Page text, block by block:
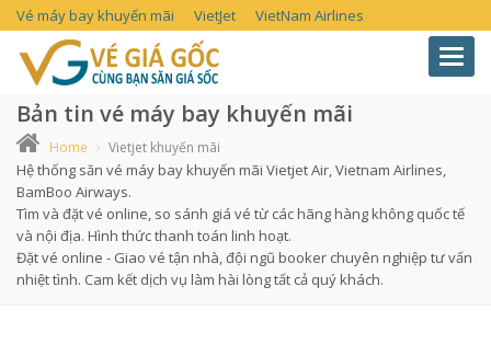
Vé máy bay khuyến mãi VietJet VietNam Airlines
Bản tin vé máy bay khuyến mãi
Home Vietjet khuyến mãi
Hệ thống săn vé máy bay khuyến mãi Vietjet Air, Vietnam Airlines,
BamBoo Airways.
Tìm và đặt vé online, so sánh giá vé từ các hãng hàng không quốc tế
và nội địa. Hình thức thanh toán linh hoạt.
Đặt vé online - Giao vé tận nhà, đội ngũ booker chuyên nghiệp tư vấn
nhiệt tình. Cam kết dịch vụ làm hài lòng tất cả quý khách.